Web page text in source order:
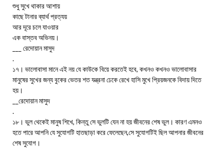
শুধু সুখে থাকার আশায়
কাছে টানার ব্যার্থ প্রত্যয়
আর দূরে চলে যাওয়ার
এক বাস্তব অভিনয়।
___ রেদোয়ান মাসুদ
.
১৭। ভালোবাসা মানে এই নয় যে কাউকে বিয়ে করতেই হবে, কখনও কখনও ভালোবাসার
মানুষের সুখের জন্য বুকের ভেতর শত যন্ত্রনা ঢেকে রেখে হাসি মুখে প্রিয়জনকে বিদায় দিতে
হয়।
__রেদোয়ান মাসুদ
.
১৮। ভুল থেকেই মানুষ শিখে, কিন্তু সে ভুলটি যেন না হয় জীবনের শেষ ভুল। কারণ এমনও
হতে পারে আপনি যে সুযোগটি হাতছাড়া করে ফেলেছেন,সে সুযোগটিই ছিল আপনার জীবনের
শেষ সুযোগ।